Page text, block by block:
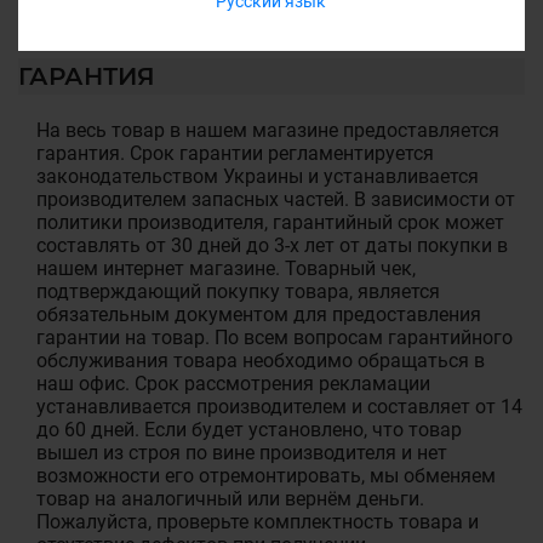
ГАРАНТИЯ
На весь товар в нашем магазине предоставляется
гарантия. Срок гарантии регламентируется
законодательством Украины и устанавливается
производителем запасных частей. В зависимости от
политики производителя, гарантийный срок может
составлять от 30 дней до 3-х лет от даты покупки в
нашем интернет магазине. Товарный чек,
подтверждающий покупку товара, является
обязательным документом для предоставления
гарантии на товар. По всем вопросам гарантийного
обслуживания товара необходимо обращаться в
наш офис. Срок рассмотрения рекламации
устанавливается производителем и составляет от 14
до 60 дней. Если будет установлено, что товар
вышел из строя по вине производителя и нет
возможности его отремонтировать, мы обменяем
товар на аналогичный или вернём деньги.
Пожалуйста, проверьте комплектность товара и